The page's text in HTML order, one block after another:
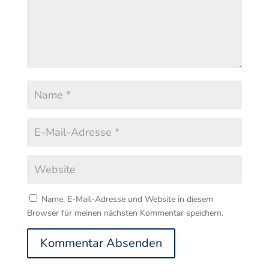
Name, E-Mail-Adresse und Website in diesem
Browser für meinen nächsten Kommentar speichern.
Kommentar Absenden